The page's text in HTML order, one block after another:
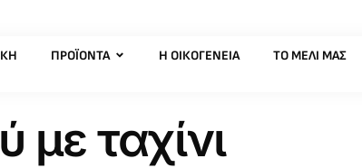
ΠΡΟΪΌΝΤΑ Η ΟΙΚΟΓΈΝΕΙΑ ΤΟ ΜΈΛΙ ΜΑΣ
με ταχίνι